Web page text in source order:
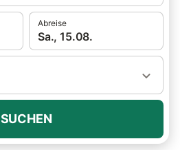
Abreise
Sa., 15.08.
SUCHEN